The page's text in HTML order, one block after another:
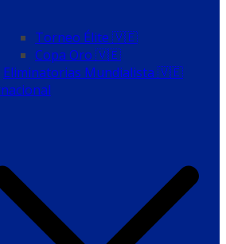
Torneo Élite 🇻🇪
Copa Oro 🇻🇪
Eliminatorias Mundialista 🇻🇪